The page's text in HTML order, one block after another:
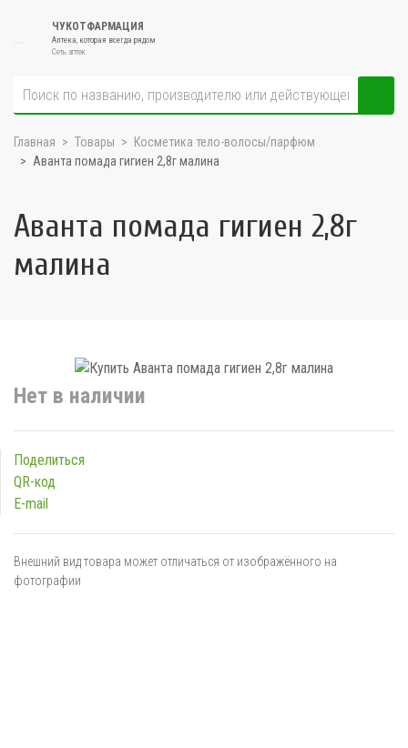
ЧУКОТФАРМАЦИЯ
Аптека, которая всегда рядом
Сеть аптек
Главная Товары
Косметика тело-волосы/парфюм
Аванта помада гигиен 2,8г малина
Аванта помада гигиен 2,8г
малина
Нет в наличии
Поделиться
QR-код
E-mail
Внешний вид товара может отличаться от изображённого на
фотографии